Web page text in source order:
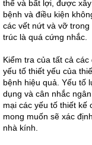
thế và bất lợi, được
bệnh và điều kiện
các vết nứt và vỡ
trúc là quá cứng nhắc.
Kiểm tra của tất cả
yếu tố thiết yếu của
bệnh hiệu quả. Yếu tố
dụng và cân nhắc
mại các yếu tố thiết kế
mong muốn sẽ xác
nhà kính.